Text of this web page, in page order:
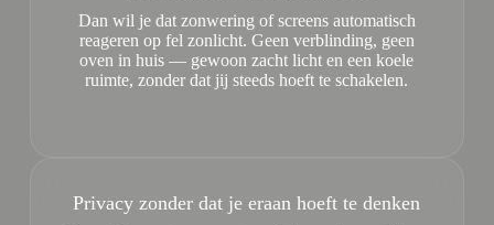
Dan wil je dat zonwering of screens automatisch
reageren op fel zonlicht. Geen verblinding, geen
oven in huis — gewoon zacht licht en een koele
ruimte, zonder dat jij steeds hoeft te schakelen.
Privacy zonder dat je eraan hoeft te denken